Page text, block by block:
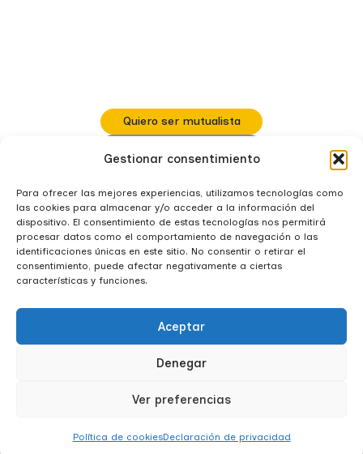
Gestionar consentimiento
Para ofrecer las mejores experiencias, utilizamos tecnologías como
las cookies para almacenar y/o acceder a la información del
dispositivo. El consentimiento de estas tecnologías nos permitirá
procesar datos como el comportamiento de navegación o las
identificaciones únicas en este sitio. No consentir o retirar el
consentimiento, puede afectar negativamente a ciertas
características y funciones.
Aceptar
Denegar
Ver preferencias
Política de cookiesDeclaración de privacidad
Quiero ser mutualista
Canal del informante
Política de cookies